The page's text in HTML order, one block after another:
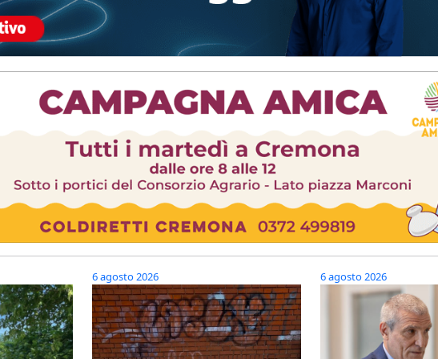
6 agosto 2026 6 agosto 2026